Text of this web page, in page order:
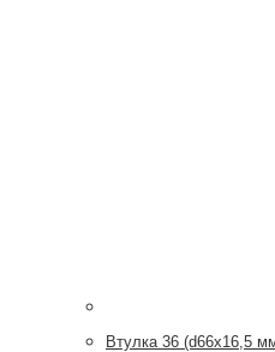
Втулка 36 (d66x16,5